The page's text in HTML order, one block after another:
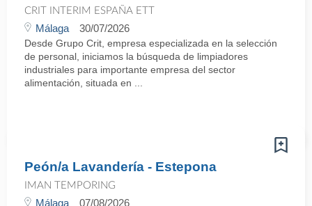
CRIT INTERIM ESPAÑA ETT
Málaga 30/07/2026
Desde Grupo Crit, empresa especializada en la selección
de personal, iniciamos la búsqueda de limpiadores
industriales para importante empresa del sector
alimentación, situada en ...
Peón/a Lavandería - Estepona
IMAN TEMPORING
Málaga 07/08/2026